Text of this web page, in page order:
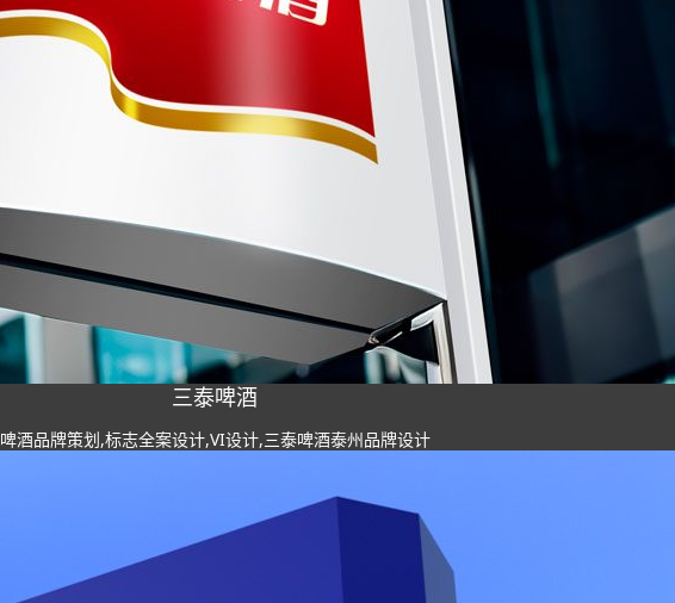
三泰啤酒
啤酒品牌策划,标志全案设计,VI设计,三泰啤酒泰州品牌设计